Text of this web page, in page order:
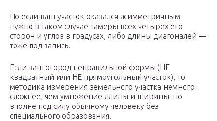
Но если ваш участок оказался асимметричным —
нужно в таком случае замеры всех четырех его
сторон и углов в градусах, либо длины диагоналей —
тоже под запись.
Если ваш огород неправильной формы (НЕ
квадратный или НЕ прямоугольный участок), то
методика измерения земельного участка немного
сложнее, чем умножение длины и ширины, но
вполне под силу обычному человеку без
специального образования.